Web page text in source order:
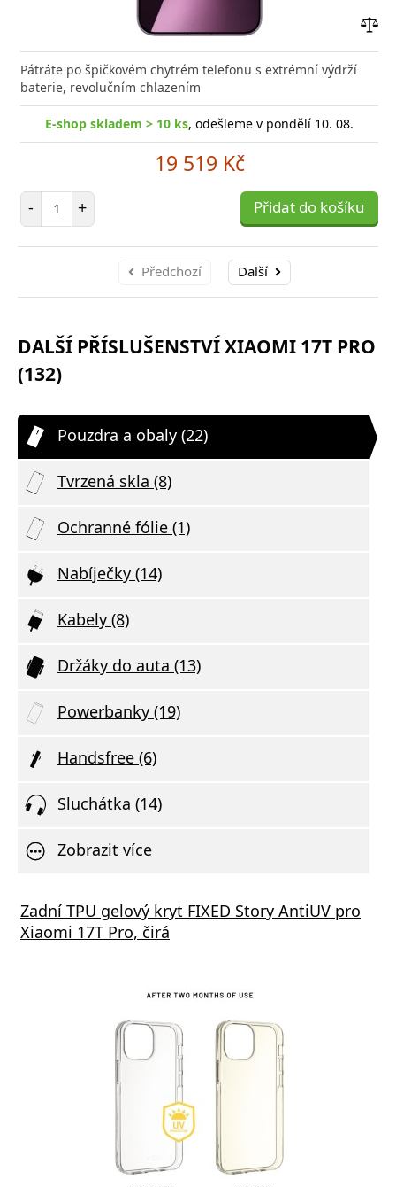
Pátráte po špičkovém chytrém telefonu s extrémní výdrží
baterie, revolučním chlazením
E-shop skladem > 10 ks, odešleme v pondělí 10. 08.
19 519 Kč
- Počet položek
+ Přidat do košíku
Předchozí Další
DALŠÍ PŘÍSLUŠENSTVÍ XIAOMI 17T PRO
(132)
Pouzdra a obaly (22)
Tvrzená skla (8)
Ochranné fólie (1)
Nabíječky (14)
Kabely (8)
Držáky do auta (13)
Powerbanky (19)
Handsfree (6)
Sluchátka (14)
Zobrazit více
Zadní TPU gelový kryt FIXED Story AntiUV pro
Xiaomi 17T Pro, čirá
SÍŤOVÝ ADAPTÉR GaN 1x USB-C 35W
DELIVERY ČERNÝ